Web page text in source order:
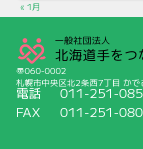
« 1月
060-0002
札幌市中央区北2条西7丁目 か
電話
011-251-
FAX
011-251-